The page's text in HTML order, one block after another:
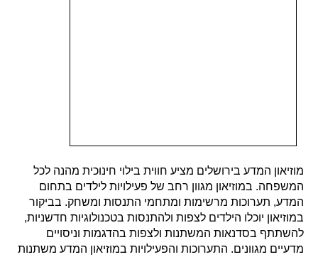
מוזיאון המדע בירושלים מציע חווית בילוי חינוכית מהנה לכל
המשפחה. במוזיאון מגוון רחב של פעילויות לילדים בתחום
המדע, תערוכות מרשימות ומתחמי התנסות ומשחק. בביקור
במוזיאון יוכלו הילדים לצפות ולהתנסות בטכנולוגיות חדשניות,
להשתתף בסדנאות המשתנות ולצפות בהדגמות וניסויים
מדעיים מגוונים. התערוכות והפעילויות במוזיאון המדע משתנות